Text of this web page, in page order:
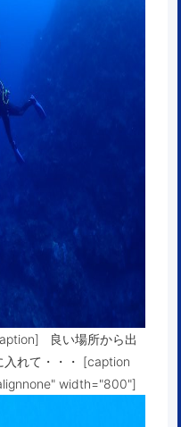
良い場所から出
入れて・・・ [caption
width="800"]